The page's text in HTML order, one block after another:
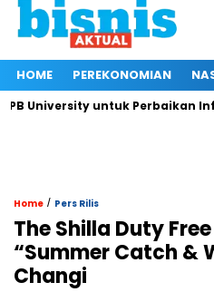
HOME PEREKONOMIAN
University untuk Perbaikan
Home / Pers Rilis
The Shilla Duty
“Summer Catch &
Changi